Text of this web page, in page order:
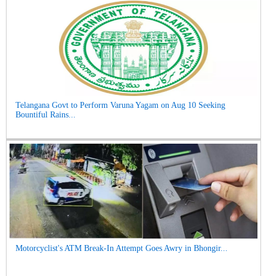
Telangana Govt to Perform Varuna Yagam on Aug 10 Seeking
Bountiful Rains...
Motorcyclist's ATM Break-In Attempt Goes Awry in Bhongir...